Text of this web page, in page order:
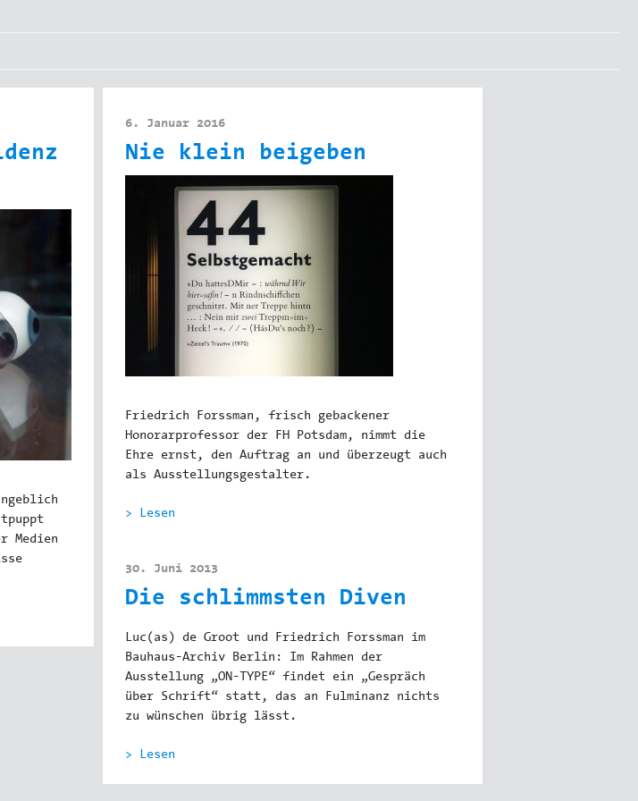
Medien
6. Januar 2016
Nie klein beigeben
Friedrich Forssman, frisch gebackener
Honorarprofessor der FH Potsdam, nimmt die
Ehre ernst, den Auftrag an und überzeugt auch
als Ausstellungsgestalter.
> Lesen
30. Juni 2013
Die schlimmsten Diven
Luc(as) de Groot und Friedrich Forssman im
Bauhaus-Archiv Berlin: Im Rahmen der
Ausstellung „ON-TYPE“ findet ein „Gespräch
über Schrift“ statt, das an Fulminanz nichts
zu wünschen übrig lässt.
> Lesen